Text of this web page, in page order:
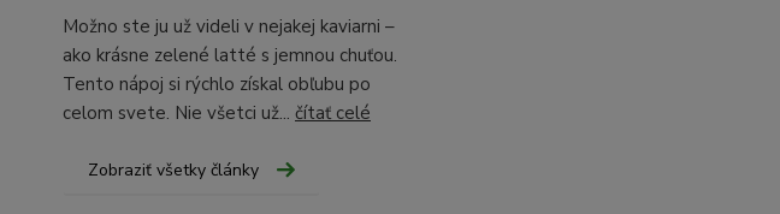
Možno ste ju už videli v nejakej kaviarni –
ako krásne zelené latté s jemnou chuťou.
Tento nápoj si rýchlo získal obľubu po
celom svete. Nie všetci už... čítať celé
Zobraziť všetky články